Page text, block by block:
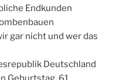
Endkunden
gar nicht und wer das
Deutschland